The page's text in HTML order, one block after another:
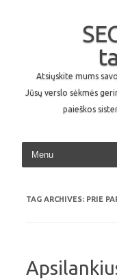
Atsiųskite mums
Jūsų verslo sėkmės
paieškos
TAG ARCHIVES: PRIE